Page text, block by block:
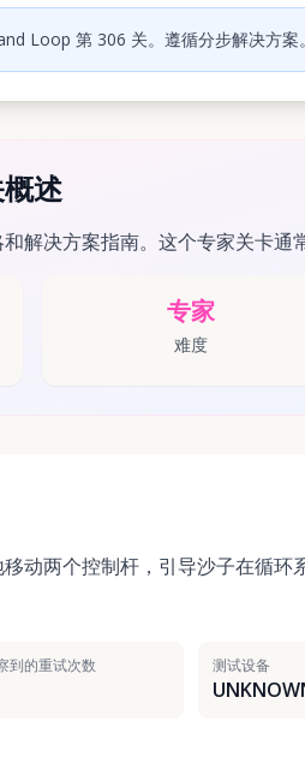
Loop 第 306 关。遵循分步解决方案。
述
解决方案指南。这个专家关卡通
专家
难度
动两个控制杆，引导沙子在循环
到的重试次数 测试设备